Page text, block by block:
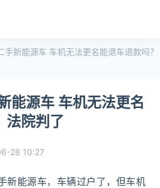
手新能源车 车机无法更名能退车退款吗？
能源车 车机无法更名
法院判了
28 10:27
新能源车，车辆过户了，但车机